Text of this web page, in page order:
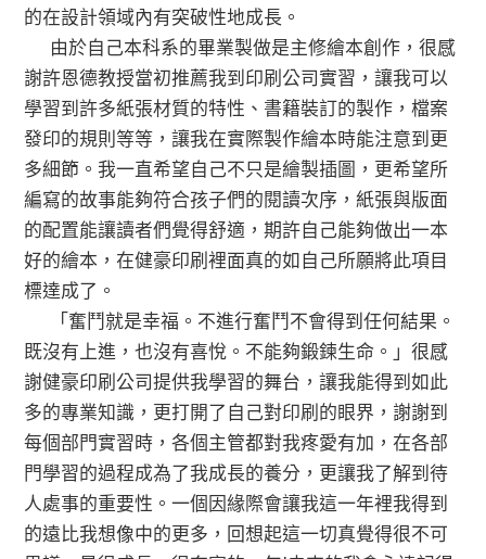
的在設計領域內有突破性地成長。
由於自己本科系的畢業製做是主修繪本創作，很感
謝許恩德教授當初推薦我到印刷公司實習，讓我可以
學習到許多紙張材質的特性、書籍裝訂的製作，檔案
發印的規則等等，讓我在實際製作繪本時能注意到更
多細節。我一直希望自己不只是繪製插圖，更希望所
編寫的故事能夠符合孩子們的閱讀次序，紙張與版面
的配置能讓讀者們覺得舒適，期許自己能夠做出一本
好的繪本，在健豪印刷裡面真的如自己所願將此項目
標達成了。
「奮鬥就是幸福。不進行奮鬥不會得到任何結果。
既沒有上進，也沒有喜悅。不能夠鍛鍊生命。」很感
謝健豪印刷公司提供我學習的舞台，讓我能得到如此
多的專業知識，更打開了自己對印刷的眼界，謝謝到
每個部門實習時，各個主管都對我疼愛有加，在各部
門學習的過程成為了我成長的養分，更讓我了解到待
人處事的重要性。一個因緣際會讓我這一年裡我得到
的遠比我想像中的更多，回想起這一切真覺得很不可